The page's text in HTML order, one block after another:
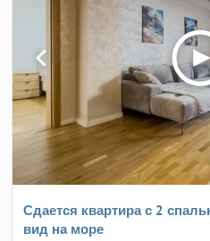
Сдается квартира с 2
вид на море